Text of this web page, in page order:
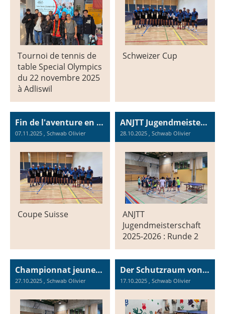
Tournoi de tennis de
table Special Olympics
du 22 novembre 2025
à Adliswil
Schweizer Cup
Fin de l'aventure en coupe Suisse
07.11.2025 , Schwab Olivier
Coupe Suisse
ANJTT Jugendmeisterschaft 2025-2026 : Runde 2
28.10.2025 , Schwab Olivier
ANJTT
Jugendmeisterschaft
2025-2026 : Runde 2
Championnat jeunesse ANJTT 2025-2026 : Tour 2
27.10.2025 , Schwab Olivier
Der Schutzraum von Péry
17.10.2025 , Schwab Olivier